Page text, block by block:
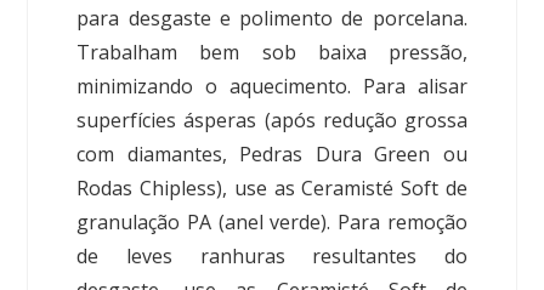
para desgaste e polimento de porcelana.
Trabalham bem sob baixa pressão,
minimizando o aquecimento. Para alisar
superfícies ásperas (após redução grossa
com diamantes, Pedras Dura Green ou
Rodas Chipless), use as Ceramisté Soft de
granulação PA (anel verde). Para remoção
de leves ranhuras resultantes do